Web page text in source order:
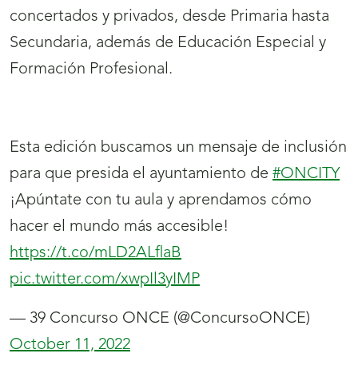
concertados y privados, desde Primaria hasta
Secundaria, además de Educación Especial y
Formación Profesional.
Esta edición buscamos un mensaje de inclusión
para que presida el ayuntamiento de #ONCITY
¡Apúntate con tu aula y aprendamos cómo
hacer el mundo más accesible!
https://t.co/mLD2ALflaB
pic.twitter.com/xwpIl3yIMP
— 39 Concurso ONCE (@ConcursoONCE)
October 11, 2022